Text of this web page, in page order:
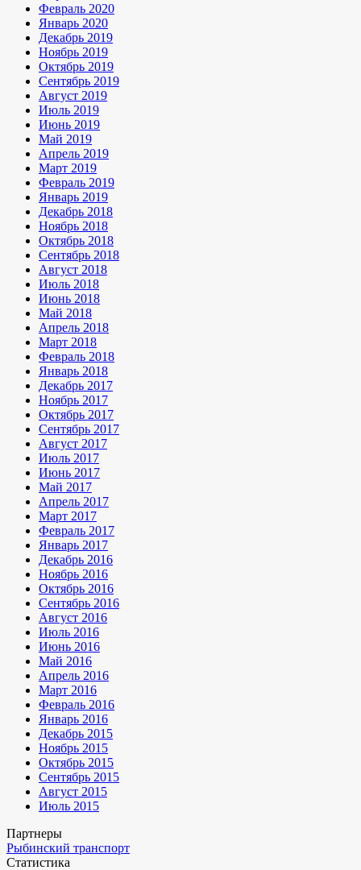
Февраль 2020
Январь 2020
Декабрь 2019
Ноябрь 2019
Октябрь 2019
Сентябрь 2019
Август 2019
Июль 2019
Июнь 2019
Май 2019
Апрель 2019
Март 2019
Февраль 2019
Январь 2019
Декабрь 2018
Ноябрь 2018
Октябрь 2018
Сентябрь 2018
Август 2018
Июль 2018
Июнь 2018
Май 2018
Апрель 2018
Март 2018
Февраль 2018
Январь 2018
Декабрь 2017
Ноябрь 2017
Октябрь 2017
Сентябрь 2017
Август 2017
Июль 2017
Июнь 2017
Май 2017
Апрель 2017
Март 2017
Февраль 2017
Январь 2017
Декабрь 2016
Ноябрь 2016
Октябрь 2016
Сентябрь 2016
Август 2016
Июль 2016
Июнь 2016
Май 2016
Апрель 2016
Март 2016
Февраль 2016
Январь 2016
Декабрь 2015
Ноябрь 2015
Октябрь 2015
Сентябрь 2015
Август 2015
Июль 2015
Партнеры
Рыбинский транспорт
Статистика